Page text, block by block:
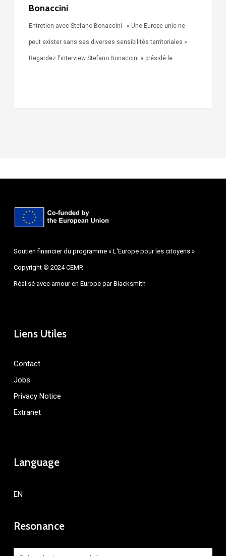
Bonaccini
Entretien avec Stefano Bonaccini - « Une Europe unie ne
peut exister sans ses diverses sensibilités territoriales »
Regardez l'interview Stefano Bonaccini a présidé le…
Soutien financier du programme « L'Europe pour les citoyens »
Copyright © 2024 CEMR
Réalisé avec amour en Europe parBlacksmith
Liens Utiles
Contact
Jobs
Privacy Notice
Extranet
Language
EN
Resonance